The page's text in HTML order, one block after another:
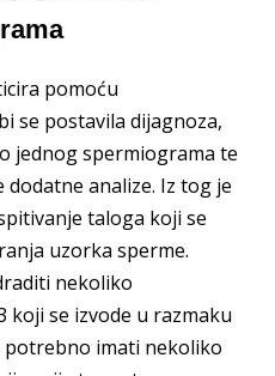
pomoću
se postavila dijagnoza,
jednog spermiograma te
analize. Iz tog je
taloga koji se
uzorka sperme.
nekoliko
koji se izvode u razmaku
potrebno imati nekoliko